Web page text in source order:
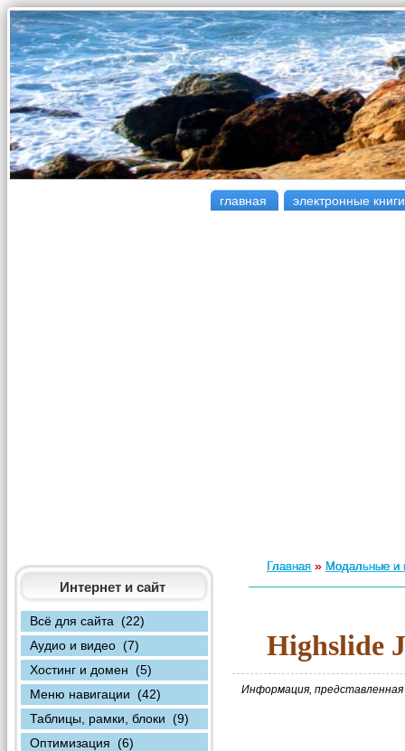
главная электронные книги
Интернет и сайт
Всё для сайта (22)
Аудио и видео (7)
Хостинг и домен (5)
Меню навигации (42)
Таблицы, рамки, блоки (9)
Оптимизация (6)
Главная » Модальные и
Highslide
Информация,